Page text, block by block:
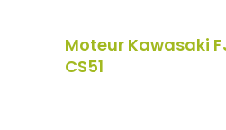
Moteur Kawasaki
CS51